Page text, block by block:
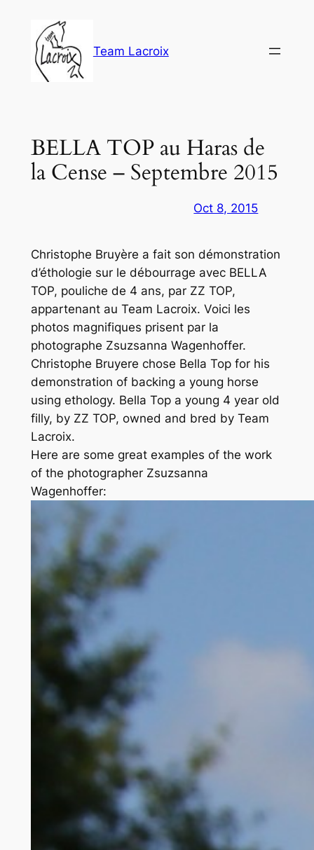
contenu
Team Lacroix
BELLA TOP au Haras de
la Cense – Septembre 2015
Oct 8, 2015
Christophe Bruyère a fait son démonstration
d’éthologie sur le débourrage avec BELLA
TOP, pouliche de 4 ans, par ZZ TOP,
appartenant au Team Lacroix. Voici les
photos magnifiques prisent par la
photographe Zsuzsanna Wagenhoffer.
Christophe Bruyere chose Bella Top for his
demonstration of backing a young horse
using ethology. Bella Top a young 4 year old
filly, by ZZ TOP, owned and bred by Team
Lacroix.
Here are some great examples of the work
of the photographer Zsuzsanna
Wagenhoffer: